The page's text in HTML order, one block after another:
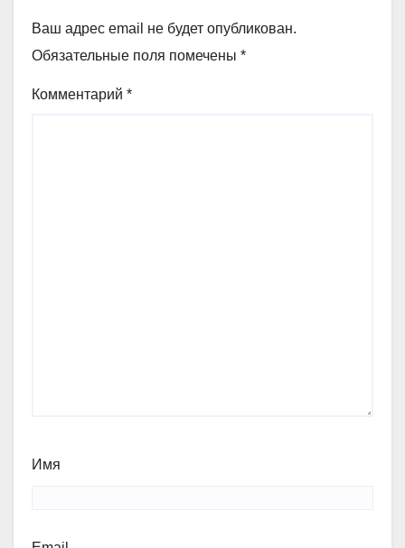
Ваш адрес email не будет опубликован.
Обязательные поля помечены *
Комментарий *
Имя